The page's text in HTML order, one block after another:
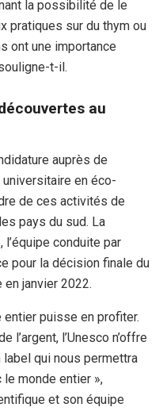
la possibilité de le
pratiques sur du thym ou
ont une importance
t-il.
au
auprès de
universitaire en éco-
de ces activités de
pays du sud. La
conduite par
pour la décision finale du
janvier 2022.
entier puisse en profiter.
l’argent, l’Unesco n’offre
label qui nous permettra
monde entier »,
et son équipe